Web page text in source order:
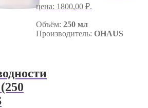
цена: 1800,00 ₽.
Объём: 250 мл
Производитель: OHAUS